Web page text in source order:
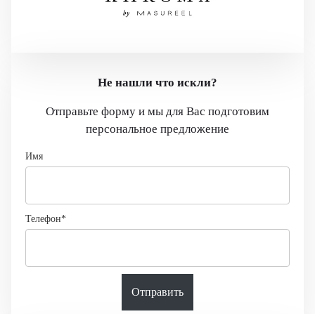
Не нашли что искли?
Отправьте форму и мы для Вас подготовим
персональное предложение
Имя
Телефон*
Отправить